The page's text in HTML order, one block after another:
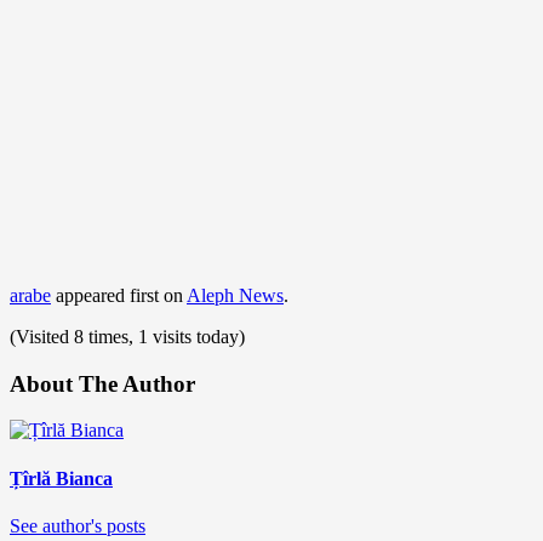
arabe appeared first on Aleph News.
(Visited 8 times, 1 visits today)
About The Author
Țîrlă Bianca
See author's posts